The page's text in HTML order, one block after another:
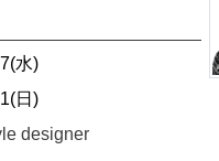
水)
日)
designer